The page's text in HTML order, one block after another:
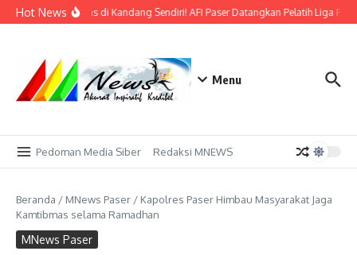
Lewati ke konten
Hot NewsBidik Emas di Kandang Sendiri! AFI Paser Datangkan Pelatih Liga
Menu
Pedoman Media Siber Redaksi MNEWS
Beranda / MNews Paser / Kapolres Paser Himbau Masyarakat Jaga
Kamtibmas selama Ramadhan
MNews Paser